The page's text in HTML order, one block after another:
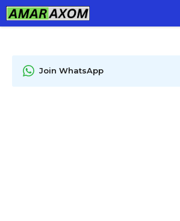
Skip
to
Join WhatsApp